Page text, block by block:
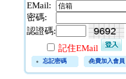
EMail:
密碼:
認證碼:
記住EMail
忘記密碼 免費加入會員